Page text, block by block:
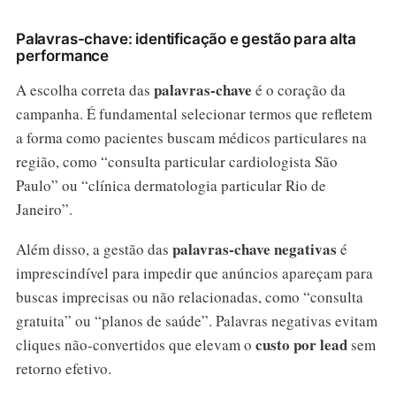
Palavras-chave: identificação e gestão para alta
performance
A escolha correta das palavras-chave é o coração da
campanha. É fundamental selecionar termos que refletem
a forma como pacientes buscam médicos particulares na
região, como “consulta particular cardiologista São
Paulo” ou “clínica dermatologia particular Rio de
Janeiro”.
Além disso, a gestão das palavras-chave negativas é
imprescindível para impedir que anúncios apareçam para
buscas imprecisas ou não relacionadas, como “consulta
gratuita” ou “planos de saúde”. Palavras negativas evitam
cliques não-convertidos que elevam o custo por leadsem
retorno efetivo.